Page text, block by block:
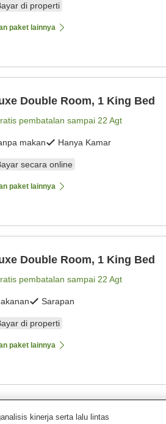
di properti
paket lainnya
Double Room, 1 King Bed
pembatalan sampai 22 Agt
makan Hanya Kamar
secara online
paket lainnya
Double Room, 1 King Bed
pembatalan sampai 22 Agt
Sarapan
di properti
paket lainnya
kinerja serta lalu lintas